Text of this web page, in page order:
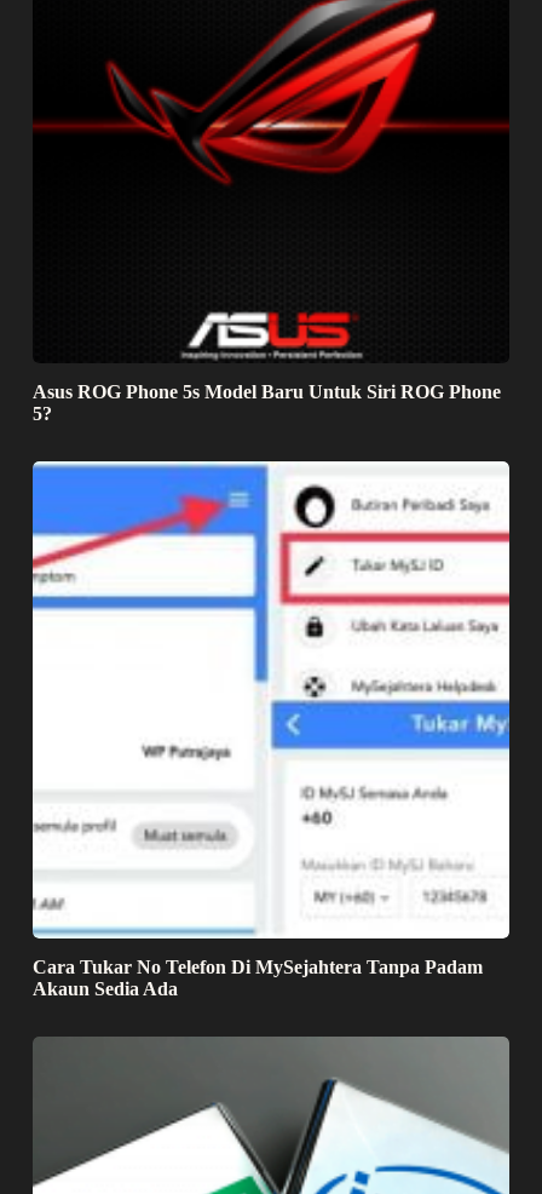
Asus ROG Phone 5s Model Baru Untuk Siri ROG Phone
5?
Cara Tukar No Telefon Di MySejahtera Tanpa Padam
Akaun Sedia Ada